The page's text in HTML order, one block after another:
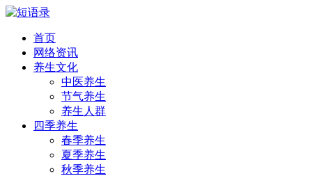
首页
网络资讯
养生文化
中医养生
节气养生
养生人群
四季养生
春季养生
夏季养生
秋季养生